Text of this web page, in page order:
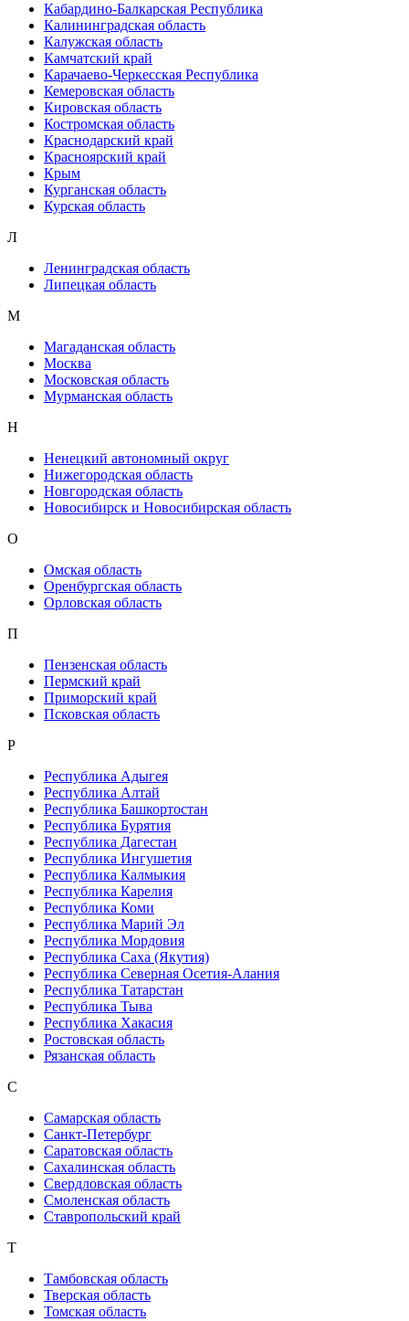
Кабардино-Балкарская Республика
Калининградская область
Калужская область
Камчатский край
Карачаево-Черкесская Республика
Кемеровская область
Кировская область
Костромская область
Краснодарский край
Красноярский край
Крым
Курганская область
Курская область
Л
Ленинградская область
Липецкая область
М
Магаданская область
Москва
Московская область
Мурманская область
Н
Ненецкий автономный округ
Нижегородская область
Новгородская область
Новосибирск и Новосибирская область
О
Омская область
Оренбургская область
Орловская область
П
Пензенская область
Пермский край
Приморский край
Псковская область
Р
Республика Адыгея
Республика Алтай
Республика Башкортостан
Республика Бурятия
Республика Дагестан
Республика Ингушетия
Республика Калмыкия
Республика Карелия
Республика Коми
Республика Марий Эл
Республика Мордовия
Республика Саха (Якутия)
Республика Северная Осетия-Алания
Республика Татарстан
Республика Тыва
Республика Хакасия
Ростовская область
Рязанская область
С
Самарская область
Санкт-Петербург
Саратовская область
Сахалинская область
Свердловская область
Смоленская область
Ставропольский край
Т
Тамбовская область
Тверская область
Томская область